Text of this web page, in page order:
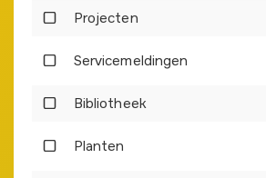
Projecten
Servicemeldingen
Bibliotheek
Planten